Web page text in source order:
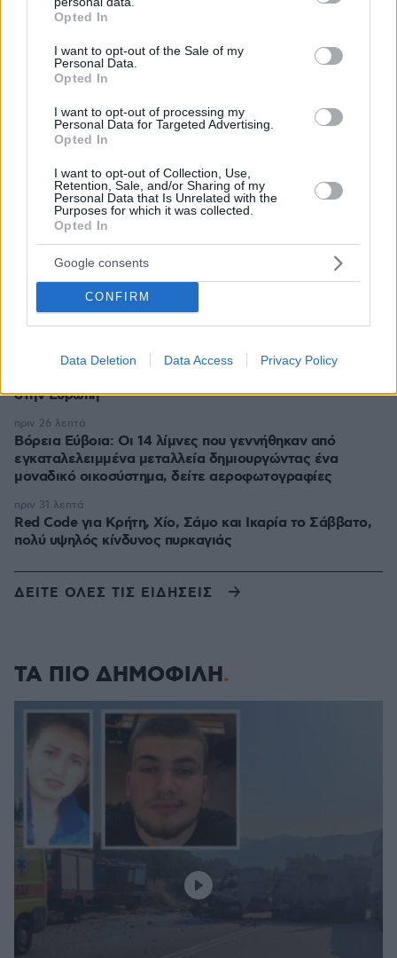
grant or deny consent to Google and its third-party tags to
use your data for below specified purposes in below Google
consent section.
Opted In
I want to opt-out of the Sale of my
Personal Data.
Opted In
I want to opt-out of processing my
Personal Data for Targeted Advertising.
Opted In
I want to opt-out of Collection, Use,
Retention, Sale, and/or Sharing of my
Personal Data that Is Unrelated with the
Purposes for which it was collected.
Opted In
Google consents
CONFIRM
Data Deletion Data Access Privacy Policy
Fisherman sandals: Tα ωραιότερα ζευγάρια για το
πριν 23 λεπτά
Ακύλας για τη 10η θέση στη Eurovision: Σίγουρα
αδικηθήκαμε, σε καμία περίπτωση δεν το αξίζαμε
πριν 23 λεπτά
Σχεδόν 100 νεκροί από τις πλημμύρες στη
βορειοανατολική Ινδία
πριν 24 λεπτά
Η επιστήμη πίσω από το τέλειο χταπόδι ξιδάτο
πριν 24 λεπτά
Είδος υπό εξαφάνιση οι υπερπολύτεκνοι στην Ελλάδα
που γερνάει: Τα... δύο ταψιά μεσημεριανό, τα
επιδόματα, η καθημερινότητά τους
πριν 25 λεπτά
ευρώ στην Ισπανία: 78 συλλήψεις, μετέφεραν
στην Ευρώπη
πριν 26 λεπτά
Βόρεια Εύβοια: Οι 14 λίμνες που γεννήθηκαν από
εγκαταλελειμμένα μεταλλεία δημιουργώντας ένα
μοναδικό οικοσύστημα, δείτε αεροφωτογραφίες
πριν 26 λεπτά
Red Code για Κρήτη, Χίο, Σάμο και Ικαρία το Σάββατο,
πολύ υψηλός κίνδυνος πυρκαγιάς
πριν 31 λεπτά
ΔΕΙΤΕ ΟΛΕΣ ΤΙΣ ΕΙΔΗΣΕΙΣ
ΤΑ ΠΙΟ ΔΗΜΟΦΙΛΗ